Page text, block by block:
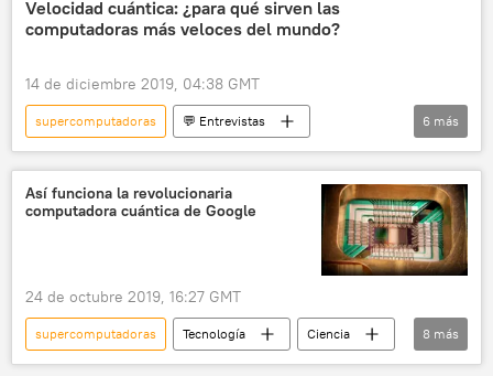
Velocidad cuántica: ¿para qué sirven las
computadoras más veloces del mundo?
14 de diciembre 2019, 04:38 GMT
supercomputadoras
💬 Entrevistas
💬 Opinión y Análisis
Ciencia
Tecnología
Centro Cuántico de Rusia
comunicación cuántica
noticias
6 más
Así funciona la revolucionaria
computadora cuántica de Google
24 de octubre 2019, 16:27 GMT
supercomputadoras Tecnología
Ciencia
América del Norte
Internacional
8 más